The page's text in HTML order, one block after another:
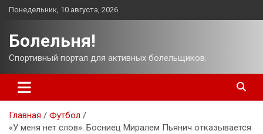
Перейти
Понедельник, 10 августа, 2026
Болельня!
Спортивный портал для активных болельщиков.
Главная
Футбол
«У меня нет слов». Босниец Миралем Пьянич отказывается